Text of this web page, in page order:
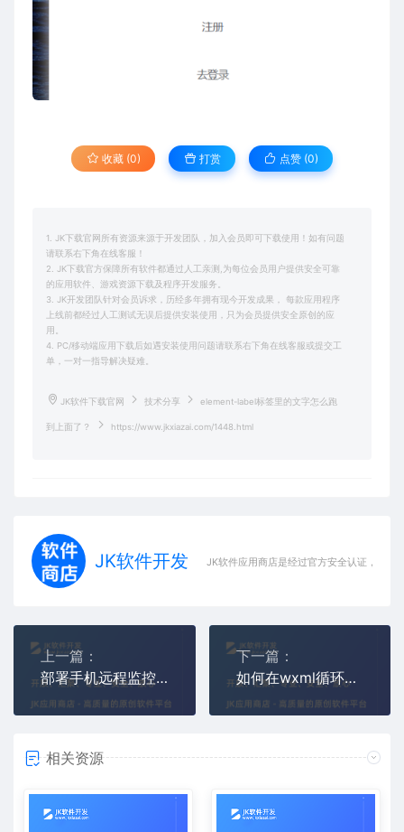
收藏 (0) 打赏 点赞 (0)
1. JK下载官网所有资源来源于开发团队，加入会员即可下载使用！如有问题
请联系右下角在线客服！
2. JK下载官方保障所有软件都通过人工亲测,为每位会员用户提供安全可靠
的应用软件、游戏资源下载及程序开发服务。
3. JK开发团队针对会员诉求，历经多年拥有现今开发成果， 每款应用程序
上线前都经过人工测试无误后提供安装使用，只为会员提供安全原创的应
用。
4. PC/移动端应用下载后如遇安装使用问题请联系右下角在线客服或提交工
单，一对一指导解决疑难。
JK软件下载官网 技术分享 element-label标签里的文字怎么跑
到上面了？ https://www.jkxiazai.com/1448.html
JK软件开发 JK软件应用商店是经过官方安全认证，保障
上一篇：
部署手机远程监控APP软件客户端与数据库连接
下一篇：
如何在wxml循环当中嵌套动态变量名？
相关资源